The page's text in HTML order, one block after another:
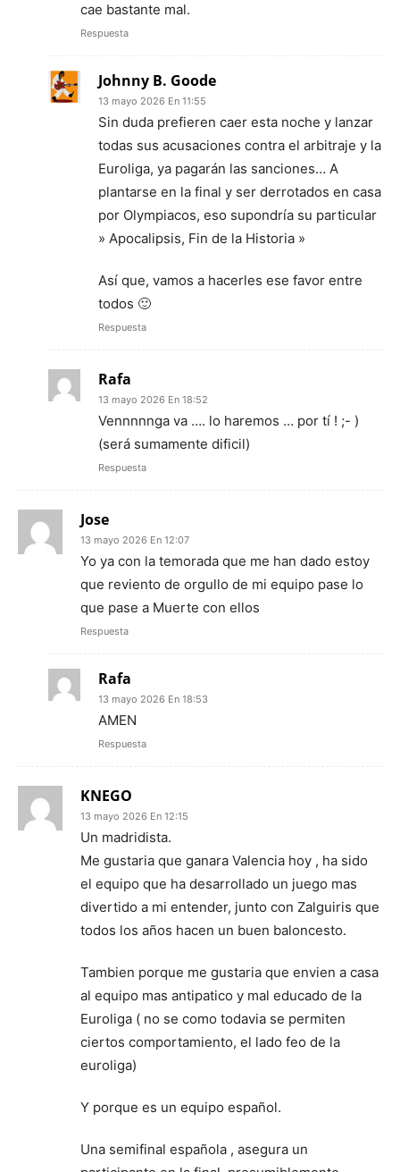
cae bastante mal.
Respuesta
Johnny B. Goode
13 mayo 2026 En 11:55
Sin duda prefieren caer esta noche y lanzar
todas sus acusaciones contra el arbitraje y la
Euroliga, ya pagarán las sanciones… A
plantarse en la final y ser derrotados en casa
por Olympiacos, eso supondría su particular
» Apocalipsis, Fin de la Historia »
Así que, vamos a hacerles ese favor entre
todos 🙂
Respuesta
Rafa
13 mayo 2026 En 18:52
Vennnnnga va …. lo haremos … por tí ! ;- )
(será sumamente dificil)
Respuesta
Jose
13 mayo 2026 En 12:07
Yo ya con la temorada que me han dado estoy
que reviento de orgullo de mi equipo pase lo
que pase a Muerte con ellos
Respuesta
Rafa
13 mayo 2026 En 18:53
AMEN
Respuesta
KNEGO
13 mayo 2026 En 12:15
Un madridista.
Me gustaria que ganara Valencia hoy , ha sido
el equipo que ha desarrollado un juego mas
divertido a mi entender, junto con Zalguiris que
todos los años hacen un buen baloncesto.
Tambien porque me gustaria que envien a casa
al equipo mas antipatico y mal educado de la
Euroliga ( no se como todavia se permiten
ciertos comportamiento, el lado feo de la
euroliga)
Y porque es un equipo español.
Una semifinal española , asegura un